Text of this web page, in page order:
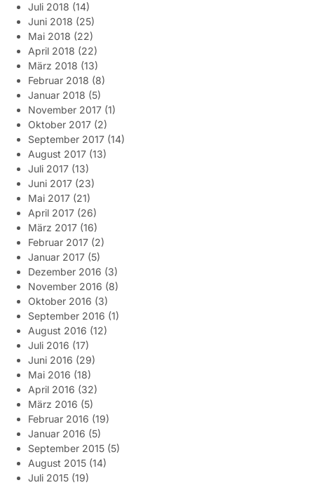
Juli 2018 (14)
Juni 2018 (25)
Mai 2018 (22)
April 2018 (22)
März 2018 (13)
Februar 2018 (8)
Januar 2018 (5)
November 2017 (1)
Oktober 2017 (2)
September 2017 (14)
August 2017 (13)
Juli 2017 (13)
Juni 2017 (23)
Mai 2017 (21)
April 2017 (26)
März 2017 (16)
Februar 2017 (2)
Januar 2017 (5)
Dezember 2016 (3)
November 2016 (8)
Oktober 2016 (3)
September 2016 (1)
August 2016 (12)
Juli 2016 (17)
Juni 2016 (29)
Mai 2016 (18)
April 2016 (32)
März 2016 (5)
Februar 2016 (19)
Januar 2016 (5)
September 2015 (5)
August 2015 (14)
Juli 2015 (19)